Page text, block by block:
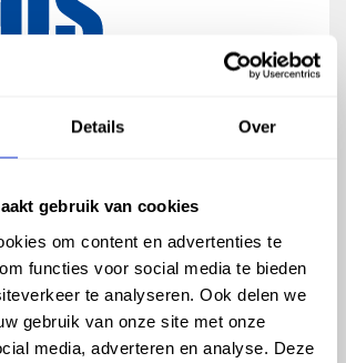
Details Over
gebruik van cookies
om content en advertenties te
functies voor social media te bieden
te analyseren. Ook delen we
gebruik van onze site met onze
media, adverteren en analyse. Deze
55
Altena
geleverd met eigen transport
BE